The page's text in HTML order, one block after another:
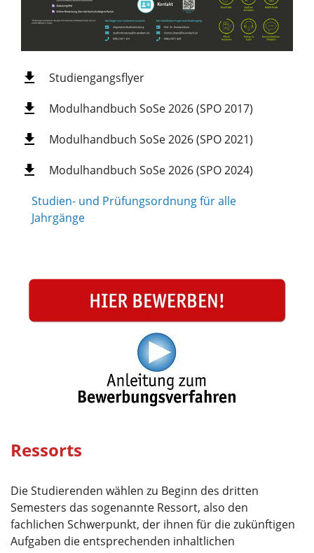
Studiengangsflyer
Modulhandbuch SoSe 2026 (SPO 2017)
Modulhandbuch SoSe 2026 (SPO 2021)
Modulhandbuch SoSe 2026 (SPO 2024)
Studien- und Prüfungsordnung für alle
Jahrgänge
Ressorts
Die Studierenden wählen zu Beginn des dritten
Semesters das sogenannte Ressort, also den
fachlichen Schwerpunkt, der ihnen für die zukünftigen
Aufgaben die entsprechenden inhaltlichen